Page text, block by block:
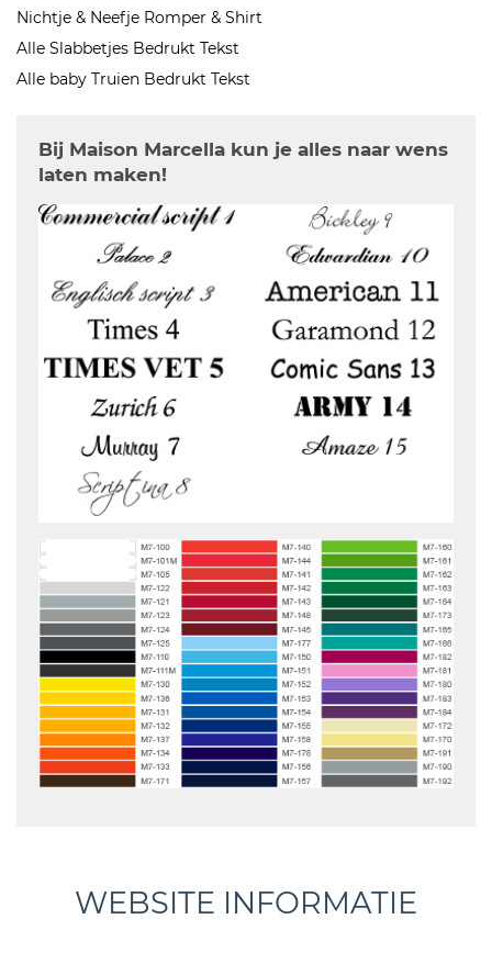
Nichtje & Neefje Romper & Shirt
Alle Slabbetjes Bedrukt Tekst
Alle baby Truien Bedrukt Tekst
Bij Maison Marcella kun je alles naar wens
laten maken!
WEBSITE INFORMATIE